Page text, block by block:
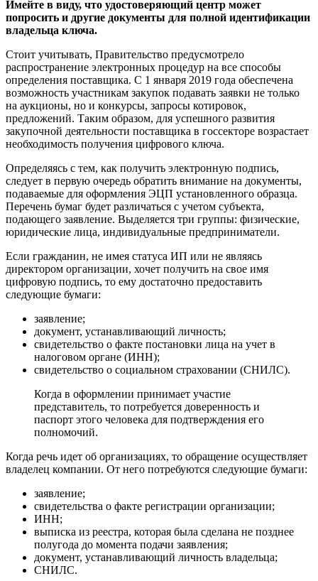
Имейте в виду, что удостоверяющий центр может
попросить и другие документы для полной идентификации
владельца ключа.
Стоит учитывать, Правительство предусмотрело
распространение электронных процедур на все способы
определения поставщика. С 1 января 2019 года обеспечена
возможность участникам закупок подавать заявки не только
на аукционы, но и конкурсы, запросы котировок,
предложений. Таким образом, для успешного развития
закупочной деятельности поставщика в госсекторе возрастает
необходимость получения цифрового ключа.
Определяясь с тем, как получить электронную подпись,
следует в первую очередь обратить внимание на документы,
подаваемые для оформления ЭЦП установленного образца.
Перечень бумаг будет различаться с учетом субъекта,
подающего заявление. Выделяется три группы: физические,
юридические лица, индивидуальные предприниматели.
Если гражданин, не имея статуса ИП или не являясь
директором организации, хочет получить на свое имя
цифровую подпись, то ему достаточно предоставить
следующие бумаги:
заявление;
документ, устанавливающий личность;
свидетельство о факте постановки лица на учет в
налоговом органе (ИНН);
свидетельство о социальном страховании (СНИЛС).
Когда в оформлении принимает участие
представитель, то потребуется доверенность и
паспорт этого человека для подтверждения его
полномочий.
Когда речь идет об организациях, то обращение осуществляет
владелец компании. От него потребуются следующие бумаги:
заявление;
свидетельства о факте регистрации организации;
ИНН;
выписка из реестра, которая была сделана не позднее
полугода до момента подачи заявления;
документ, устанавливающий личность владельца;
СНИЛС.